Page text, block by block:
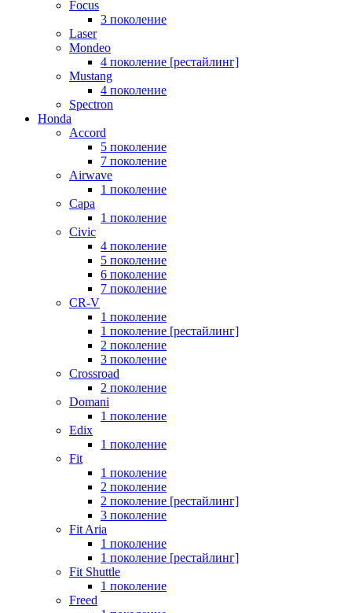
Focus
3 поколение
Laser
Mondeo
4 поколение [рестайлинг]
Mustang
4 поколение
Spectron
Honda
Accord
5 поколение
7 поколение
Airwave
1 поколение
Capa
1 поколение
Civic
4 поколение
5 поколение
6 поколение
7 поколение
CR-V
1 поколение
1 поколение [рестайлинг]
2 поколение
3 поколение
Crossroad
2 поколение
Domani
1 поколение
Edix
1 поколение
Fit
1 поколение
2 поколение
2 поколение [рестайлинг]
3 поколение
Fit Aria
1 поколение
1 поколение [рестайлинг]
Fit Shuttle
1 поколение
Freed